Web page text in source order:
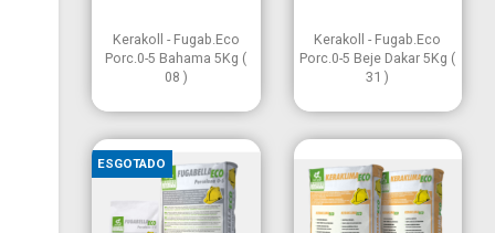
Vista rápida
Kerakoll - Fugab.Eco
Porc.0-5 Bahama 5Kg (
08 )
Vista rápida
Kerakoll - Fugab.Eco
Porc.0-5 Beje Dakar 5Kg (
31 )
ESGOTADO